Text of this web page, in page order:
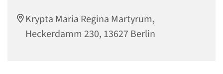
Krypta Maria Regina Martyrum,
Heckerdamm 230, 13627 Berlin